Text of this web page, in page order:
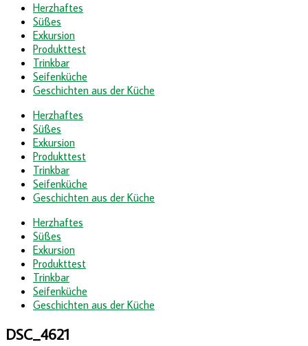
Herzhaftes
Süßes
Exkursion
Produkttest
Trinkbar
Seifenküche
Geschichten aus der Küche
Herzhaftes
Süßes
Exkursion
Produkttest
Trinkbar
Seifenküche
Geschichten aus der Küche
Herzhaftes
Süßes
Exkursion
Produkttest
Trinkbar
Seifenküche
Geschichten aus der Küche
DSC_4621